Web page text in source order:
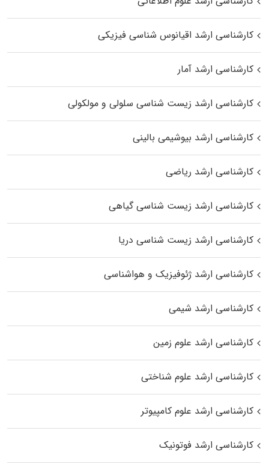
کارشناسی ارشد اقیانوس‌ شناسی فیزیکی
کارشناسی ارشد آمار
کارشناسی ارشد زیست شناسی سلولی و مولکولی
کارشناسی ارشد بیوشیمی بالینی
کارشناسی ارشد ریاضی
کارشناسی ارشد زیست‌ شناسی گیاهی
کارشناسی ارشد زیست‌ شناسی دریا
کارشناسی ارشد ژئوفیزیک و هواشناسی
کارشناسی ارشد شیمی
کارشناسی ارشد علوم زمین
کارشناسی ارشد علوم شناختی
کارشناسی ارشد علوم کامپیوتر
کارشناسی ارشد فوتونیک